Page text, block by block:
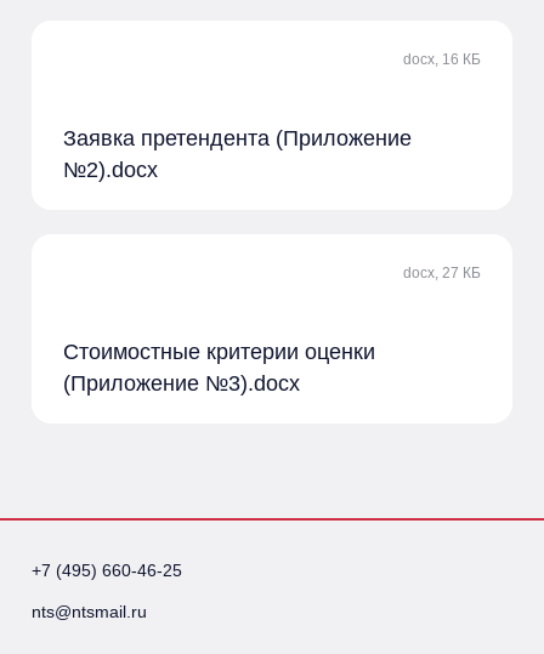
docx, 16 КБ
Заявка претендента (Приложение
№2).docx
docx, 27 КБ
Стоимостные критерии оценки
(Приложение №3).docx
+7 (495) 660-46-25
nts@ntsmail.ru